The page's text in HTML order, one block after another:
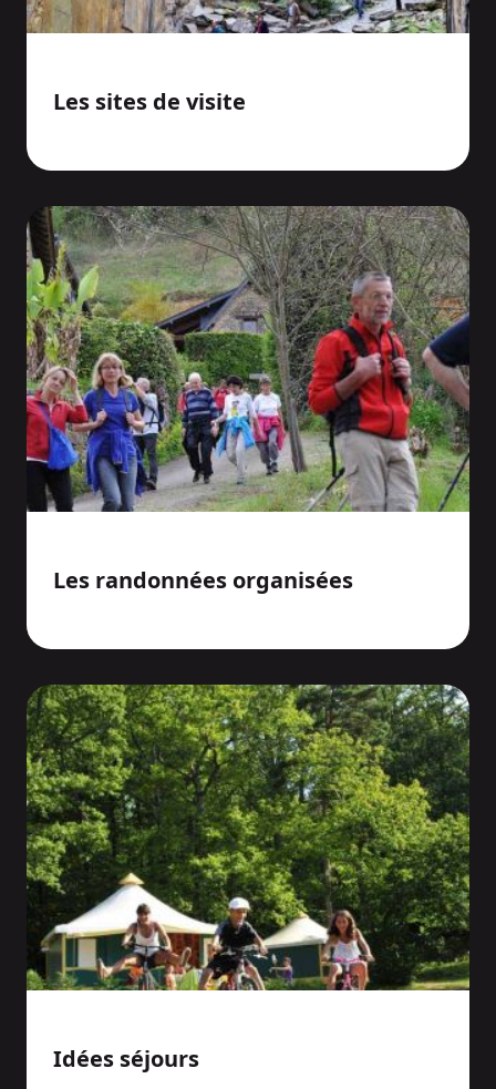
Les sites de visite
Les randonnées organisées
Idées séjours